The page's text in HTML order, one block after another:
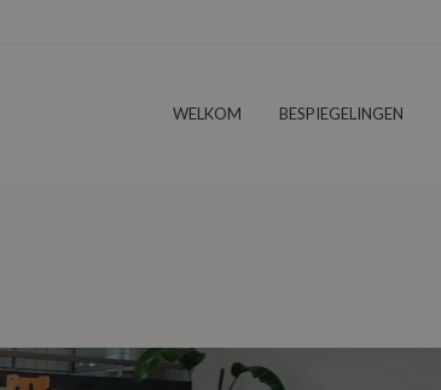
WELKOM BESPIEGELINGEN